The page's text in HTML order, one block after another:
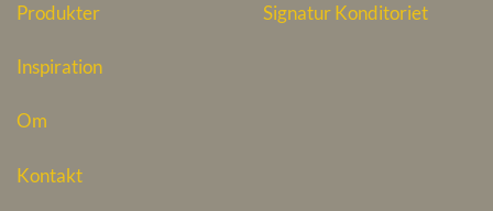
Produkter
Inspiration
Om
Kontakt
Signatur Konditoriet